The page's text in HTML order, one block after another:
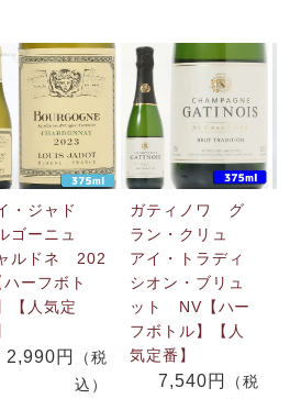
・ジャド
ゴーニュ
ルドネ 202
ーフボト
【人気定
2,990円
（税
込）
ガティノワ グ
ラン・クリュ
アイ・トラディ
シオン・ブリュ
ット NV【ハー
フボトル】【人
気定番】
7,540円
（税